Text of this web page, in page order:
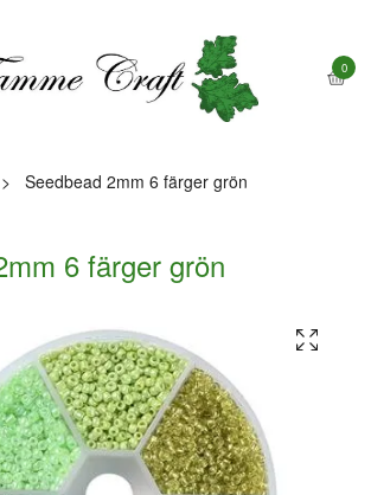
0
Seedbead 2mm 6 färger grön
6 färger grön